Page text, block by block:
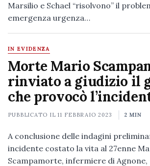
Marsilio e Schael “risolvono” il
emergenza urgenza…
IN EVIDENZA
Morte Mario
rinviato a giudizio il
che provocò
PUBBLICATO IL11 FEBBRAIO 2023 2 MIN
A conclusione delle indagini
incidente costato la vita al 27enne
Scampamorte, infermiere di Agnone,